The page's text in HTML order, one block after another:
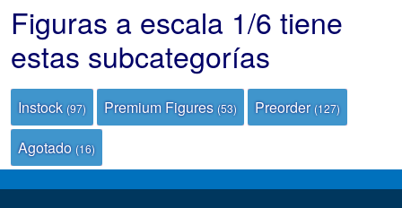
Figuras a escala 1/6 tiene
estas subcategorías
Instock (97) Premium Figures(53) Preorder(127)
Agotado (16)